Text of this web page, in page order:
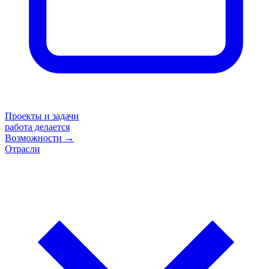
Проекты и задачи
работа делается
Возможности →
Отрасли